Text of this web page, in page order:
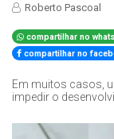
Roberto Pascoal
compartilhar no
compartilhar no
Em muitos casos,
impedir o